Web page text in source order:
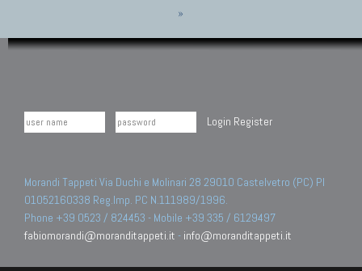
»
Login Register
Morandi Tappeti Via Duchi e Molinari 28 29010 Castelvetro (PC) PI
01052160338 Reg.Imp. PC N.111989/1996.
Phone +39 0523 / 824453 - Mobile +39 335 / 6129497
fabiomorandi@moranditappeti.it - info@moranditappeti.it